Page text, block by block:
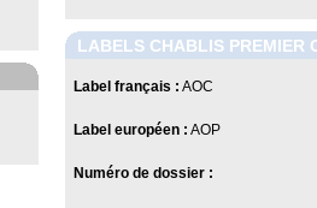
LABELS CHABLIS PREMIER
Label français : AOC
Label européen : AOP
Numéro de dossier :